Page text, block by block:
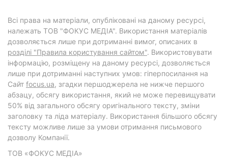
Всі права на матеріали, опубліковані на даному ресурсі,
належать ТОВ "ФОКУС МЕДІА". Використання матеріалів
дозволяється лише при дотриманні вимог, описаних в
розділі "Правила користування сайтом". Використовувати
інформацію, розміщену на даному ресурсі, дозволяється
лише при дотриманні наступних умов: гіперпосилання на
Cайт focus.ua, згадки першоджерела не нижче першого
абзацу, обсягу використання, який не може перевищувати
50% від загального обсягу оригінального тексту, зміни
заголовку та ліда матеріалу. Використання більшого обсягу
тексту можливе лише за умови отримання письмового
дозволу Компанії.
ТОВ «ФОКУС МЕДІА»